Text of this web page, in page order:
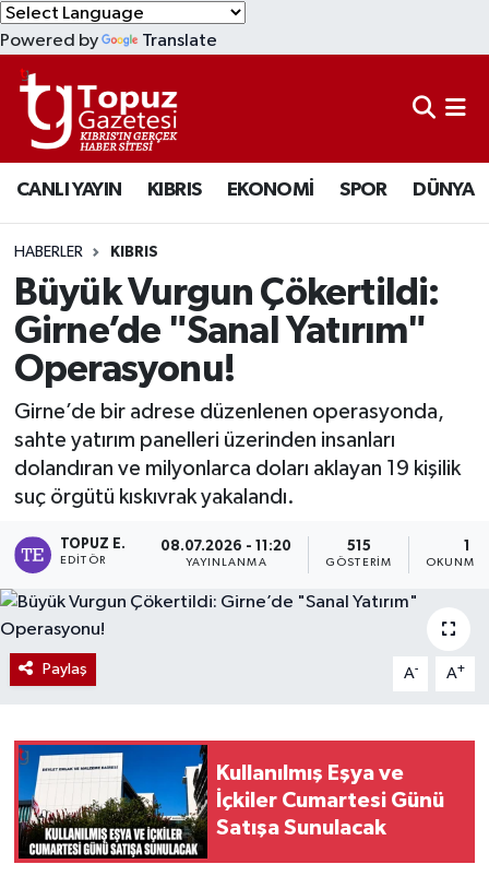
Powered by Translate
CANLI YAYIN KIBRIS EKONOMİ SPOR DÜNYA
HABERLER KIBRIS
Büyük Vurgun Çökertildi:
Girne’de "Sanal Yatırım"
Operasyonu!
Girne’de bir adrese düzenlenen operasyonda,
sahte yatırım panelleri üzerinden insanları
dolandıran ve milyonlarca doları aklayan 19 kişilik
suç örgütü kıskıvrak yakalandı.
TOPUZ E.
EDITÖR
08.07.2026 - 11:20
YAYINLANMA
515
GÖSTERIM OKUNMA
Paylaş A- A+
Kullanılmış Eşya ve
İçkiler Cumartesi Günü
Satışa Sunulacak
KIBRIS
DÜNYA
EKONOMİ
MAGAZİN
SAĞLIK
SPOR
TEKNOLOJİ
TÜRKİYE
Lefkoşa Nöbetçi Eczaneler
Lefkoşa Hava Durumu
Lefkoşa Trafik Yoğunluk Haritası
Süper Lig Puan Durumu ve Fikstür
Tüm Manşetler
Son Dakika Haberleri
Haber Arşivi